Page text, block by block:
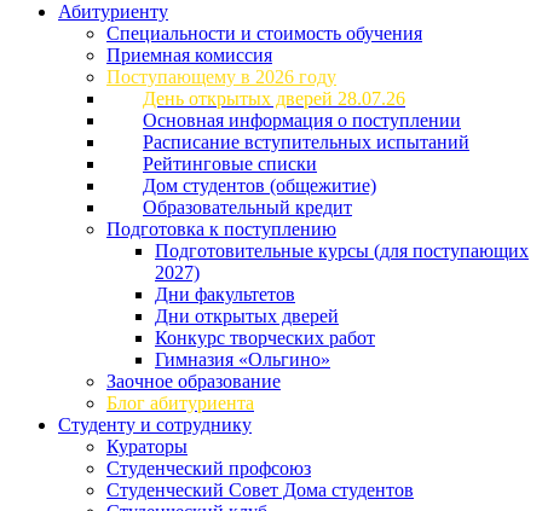
Абитуриенту
Специальности и стоимость обучения
Приемная комиссия
Поступающему в 2026 году
День открытых дверей 28.07.26
Основная информация о поступлении
Расписание вступительных испытаний
Рейтинговые списки
Дом студентов (общежитие)
Образовательный кредит
Подготовка к поступлению
Подготовительные курсы (для поступающих
2027)
Дни факультетов
Дни открытых дверей
Конкурс творческих работ
Гимназия «Ольгино»
Заочное образование
Блог абитуриента
Студенту и сотруднику
Кураторы
Студенческий профсоюз
Студенческий Совет Дома студентов